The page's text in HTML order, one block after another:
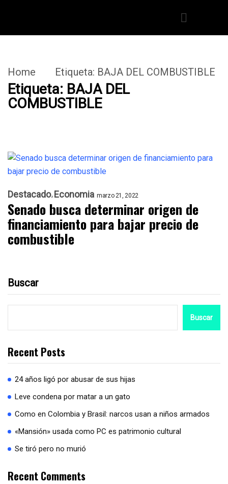
Home Etiqueta: BAJA DEL COMBUSTIBLE
Etiqueta: BAJA DEL
COMBUSTIBLE
Destacado Economia marzo 21, 2022
Senado busca determinar origen de
financiamiento para bajar precio de
combustible
Buscar
Buscar
Recent Posts
24 años ligó por abusar de sus hijas
Leve condena por matar a un gato
Como en Colombia y Brasil: narcos usan a niños armados
«Mansión» usada como PC es patrimonio cultural
Se tiró pero no murió
Recent Comments